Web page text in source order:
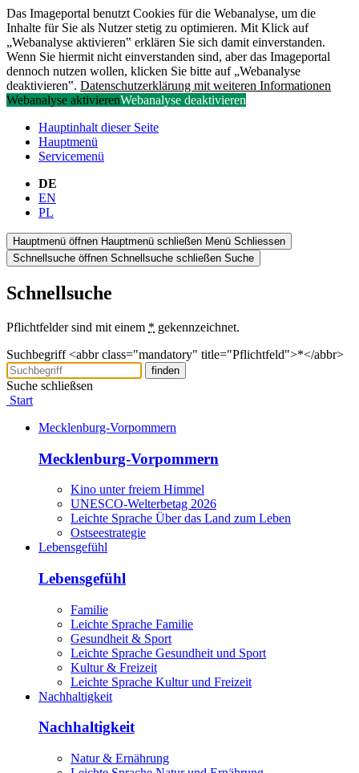
Das Imageportal benutzt Cookies für die Webanalyse, um die
Inhalte für Sie als Nutzer stetig zu optimieren. Mit Klick auf
„Webanalyse aktivieren‟ erklären Sie sich damit einverstanden.
Wenn Sie hiermit nicht einverstanden sind, aber das Imageportal
dennoch nutzen wollen, klicken Sie bitte auf „Webanalyse
deaktivieren‟. Datenschutzerklärung mit weiteren Informationen
Webanalyse aktivierenWebanalyse deaktivieren
Hauptinhalt dieser Seite
Hauptmenü
Servicemenü
DE
EN
PL
Hauptmenü öffnen Hauptmenü schließen Menü Schliessen
Schnellsuche öffnen Schnellsuche schließen Suche
Schnellsuche
Pflichtfelder sind mit einem * gekennzeichnet.
Suchbegriff <abbr class="mandatory" title="Pflichtfeld">*</abbr>
finden
Suche schließsen
Start
Mecklenburg-Vorpommern
Mecklenburg-Vorpommern
Kino unter freiem Himmel
UNESCO-Welterbetag 2026
Leichte Sprache Über das Land zum Leben
Ostseestrategie
Lebensgefühl
Lebensgefühl
Familie
Leichte Sprache Familie
Gesundheit & Sport
Leichte Sprache Gesundheit und Sport
Kultur & Freizeit
Leichte Sprache Kultur und Freizeit
Nachhaltigkeit
Nachhaltigkeit
Natur & Ernährung